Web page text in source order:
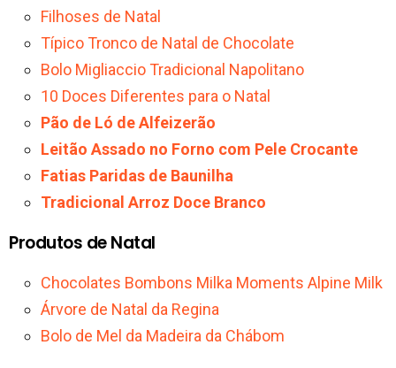
Filhoses de Natal
Típico Tronco de Natal de Chocolate
Bolo Migliaccio Tradicional Napolitano
10 Doces Diferentes para o Natal
Pão de Ló de Alfeizerão
Leitão Assado no Forno com Pele Crocante
Fatias Paridas de Baunilha
Tradicional Arroz Doce Branco
Produtos de Natal
Chocolates Bombons Milka Moments Alpine Milk
Árvore de Natal da Regina
Bolo de Mel da Madeira da Chábom